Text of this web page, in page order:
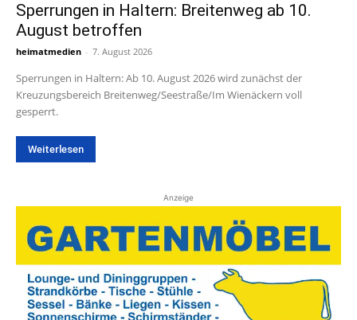
Sperrungen in Haltern: Breitenweg ab 10.
August betroffen
heimatmedien - 7. August 2026
Sperrungen in Haltern: Ab 10. August 2026 wird zunächst der
Kreuzungsbereich Breitenweg/Seestraße/Im Wienäckern voll
gesperrt.
Weiterlesen
Anzeige